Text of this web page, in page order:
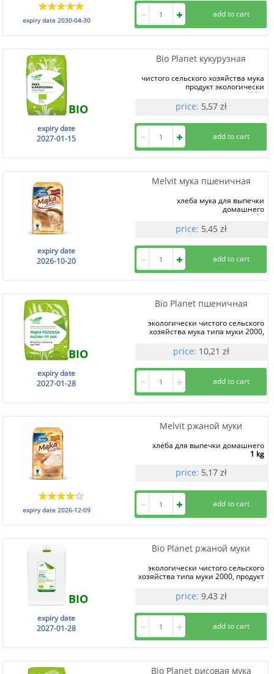
expiry date 2030-04-30
Bio Planet кукурузная
BIO
чистого сельского хозяйства мука
продукт экологически
400 g
price: 5,57 zł
expiry date
2027-01-15
Melvit мука пшеничная
хлеба мука для выпечки
домашнего
1 kg
price: 5,45 zł
expiry date
2026-10-20
Bio Planet пшеничная
BIO
экологически чистого сельского
хозяйства мука типа муки 2000,
price: 10,21 zł
expiry date
2027-01-28
Melvit ржаной муки
хлеба для выпечки домашнего
1 kg
price: 5,17 zł
expiry date 2026-12-09
Bio Planet ржаной муки
BIO
экологически чистого сельского
хозяйства типа муки 2000, продукт
1 kg
price: 9,43 zł
expiry date
2027-01-28
Bio Planet рисовая мука